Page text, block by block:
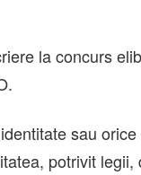
la concurs
sau
potrivit legii,